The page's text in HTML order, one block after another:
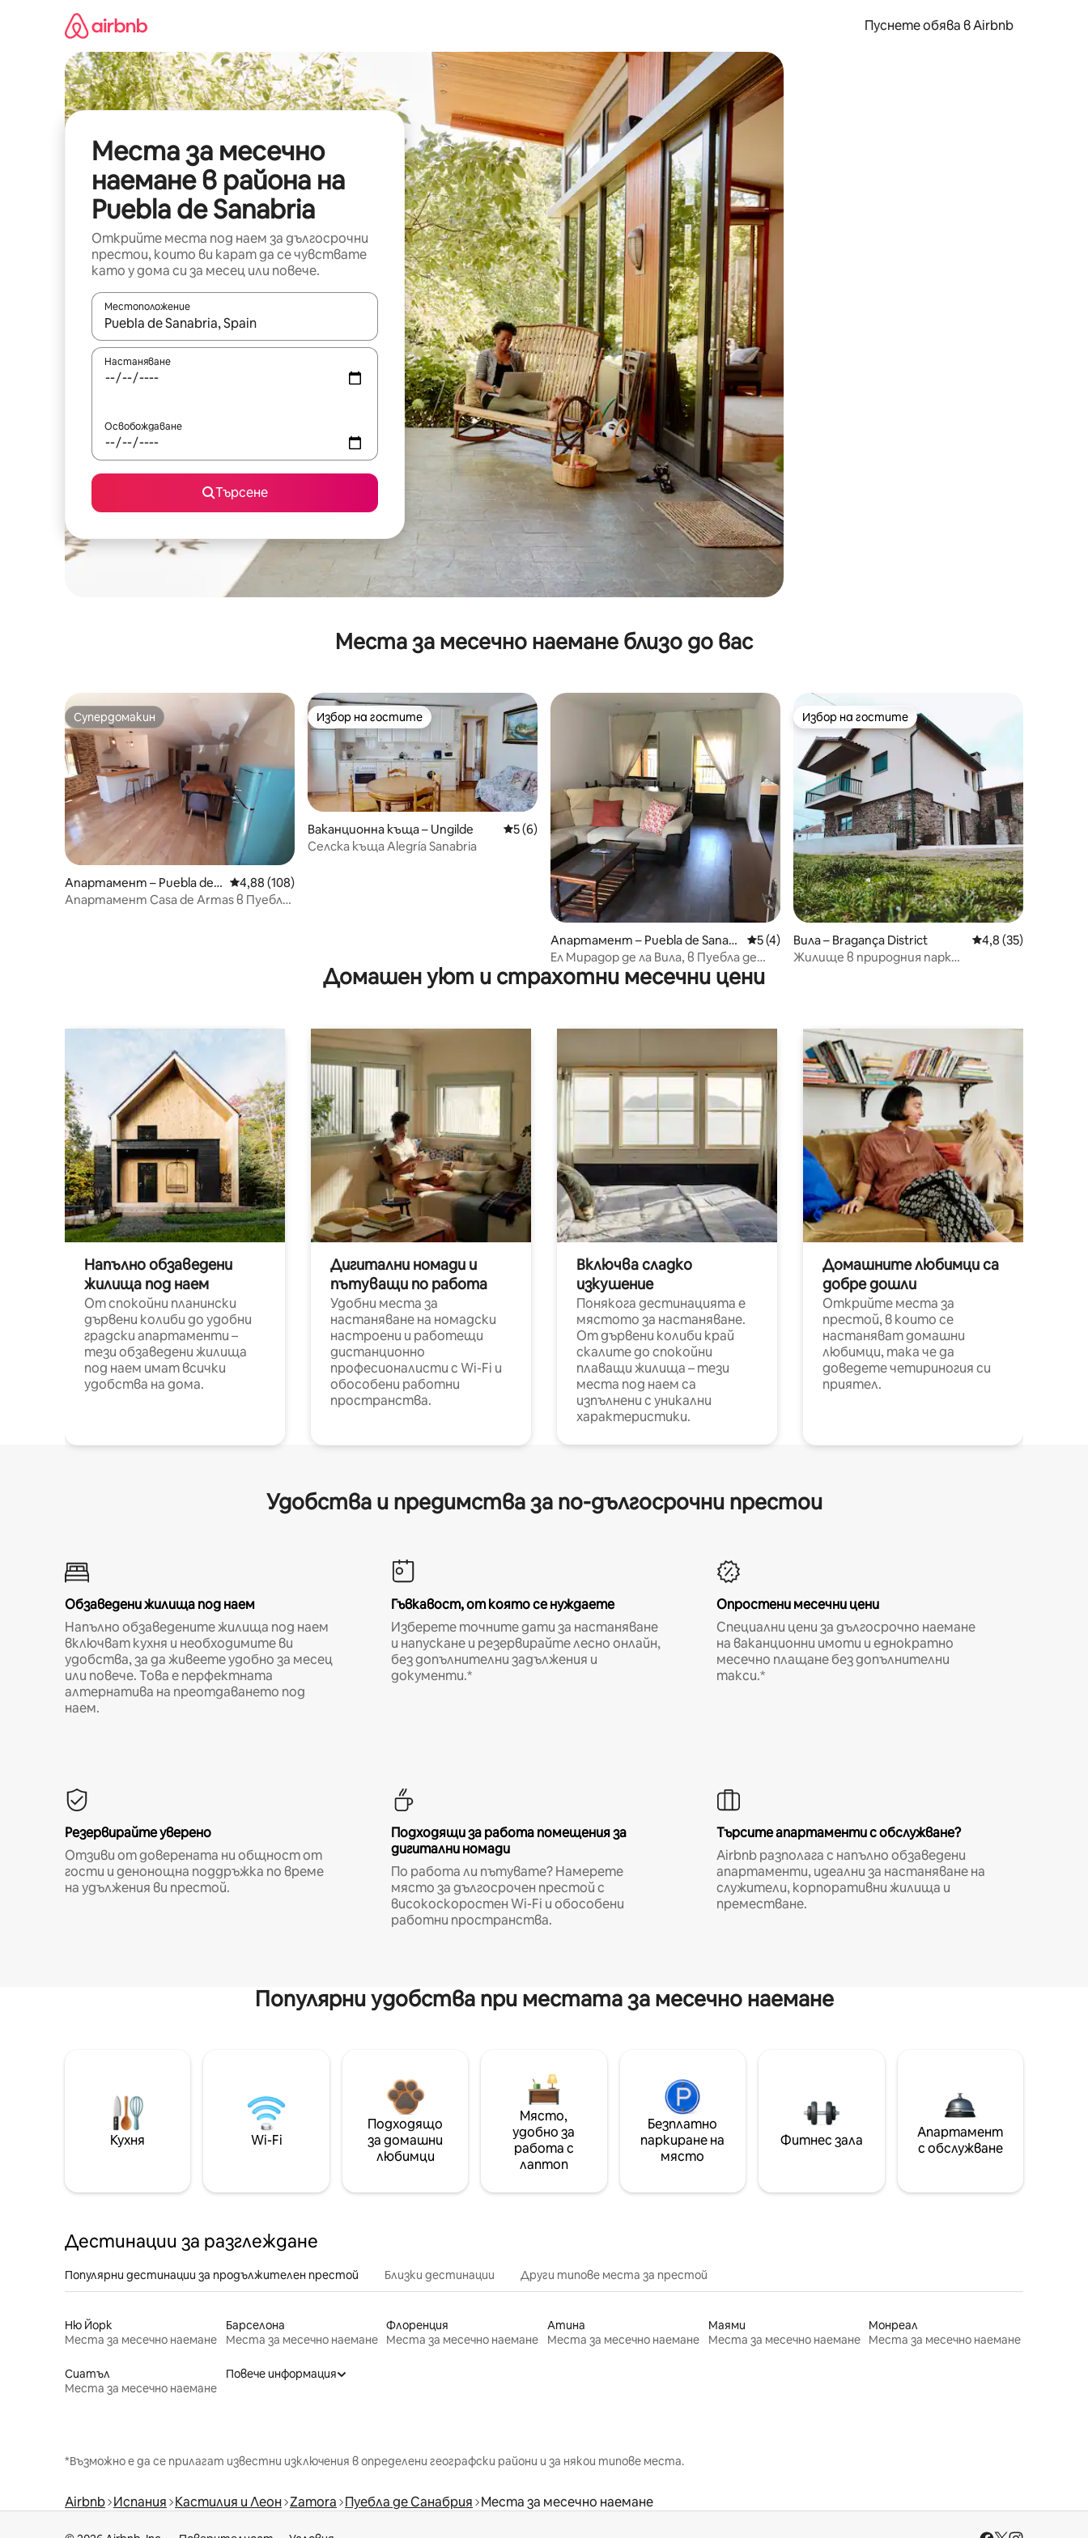
съдържанието
Пуснете обява в Airbnb
Места за месечно
наемане в района на
Puebla de Sanabria
Открийте места под наем за дългосрочни
престои, които ви карат да се чувствате
като у дома си за месец или повече.
Местоположение
Когато резултатите се покажат, използвайте клавишите със стрелки нагоре и надолу или навигирайте с докосване или плъзгане.
Настаняване
Освобождаване
Търсене
Места за месечно наемане близо до вас
Супердомакин
Супердомакин
Апартамент – Puebla de S
anabria
Средна оценка: 4,88 от 5, 108 отзива
4,88 (108)
Апартамент Casa de Armas в Пуебла
Избор на гостите
Избор на гостите
Ваканционна къща – Ungilde Средна оценка: 5 от 5, 6 отзива
5 (6)
Селска къща Alegría Sanabria
Апартамент – Puebla de Sanabr
ia
Средна оценка: 5 от 5, 4 отзива
5 (4)
Ел Мирадор де ла Вила, в Пуебла де
Санабрия.
Избор на гостите
Избор на гостите
Вила – Bragança District Средна оценка:
4,8 (35)
Жилище в природния парк
Домашен уют и страхотни месечни цени
Напълно обзаведени
жилища под наем
От спокойни планински
дървени колиби до удобни
градски апартаменти –
тези обзаведени жилища
под наем имат всички
удобства на дома.
Дигитални номади и
пътуващи по работа
Удобни места за
настаняване на номадски
настроени и работещи
дистанционно
професионалисти с Wi-Fi и
обособени работни
пространства.
Включва сладко
изкушение
Понякога дестинацията е
мястото за настаняване.
От дървени колиби край
скалите до спокойни
плаващи жилища – тези
места под наем са
изпълнени с уникални
характеристики.
Домашните любимци са
добре дошли
Открийте места за
престой, в които се
настаняват домашни
любимци, така че да
доведете четириногия си
приятел.
Удобства и предимства за по-дългосрочни престои
Обзаведени жилища под наем
Напълно обзаведените жилища под наем
включват кухня и необходимите ви
удобства, за да живеете удобно за месец
или повече. Това е перфектната
алтернатива на преотдаването под
наем.
Гъвкавост, от която се нуждаете
Изберете точните дати за настаняване
и напускане и резервирайте лесно онлайн,
без допълнителни задължения и
документи.*
Опростени месечни цени
Специални цени за дългосрочно наемане
на ваканционни имоти и еднократно
месечно плащане без допълнителни
такси.*
Резервирайте уверено
Отзиви от доверената ни общност от
гости и денонощна поддръжка по време
на удължения ви престой.
Подходящи за работа помещения за
дигитални номади
По работа ли пътувате? Намерете
място за дългосрочен престой с
високоскоростен Wi-Fi и обособени
работни пространства.
Търсите апартаменти с обслужване?
Airbnb разполага с напълно обзаведени
апартаменти, идеални за настаняване на
служители, корпоративни жилища и
преместване.
Популярни удобства при местата за месечно наемане
Кухня Wi-Fi
Подходящо
за домашни
любимци
Място,
удобно за
работа с
лаптоп
Безплатно
паркиране на
място
Фитнес зала
Апартамент
с обслужване
Дестинации за разглеждане
Популярни дестинации за продължителен престой Близки дестинации Други типове места за престой
Ню Йорк
Места за месечно наемане
Барселона
Места за месечно наемане
Флоренция
Места за месечно наемане
Атина
Места за месечно наемане
Маями
Места за месечно наемане
Монреал
Места за месечно наемане
Сиатъл
Места за месечно наемане
Повече информация
*Възможно е да се прилагат известни изключения в определени географски райони и за някои типове места.
Airbnb Испания Кастилия и Леон Zamora Пуебла де Санабрия Места за месечно наемане